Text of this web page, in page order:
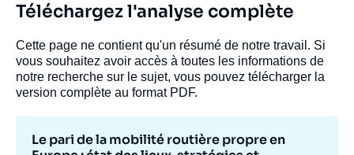
Téléchargez l'analyse complète
Cette page ne contient qu'un résumé de notre travail. Si
vous souhaitez avoir accès à toutes les informations de
notre recherche sur le sujet, vous pouvez télécharger la
version complète au format PDF.
Le pari de la mobilité routière propre en